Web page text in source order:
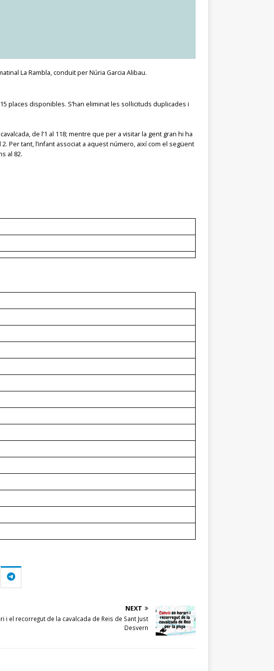
La Rambla, conduït per Núria Garcia Alibau.
15 places disponibles. S’han eliminat les sol·licituds duplicades i
de l’1 al 118; mentre que per a visitar la gent gran hi ha
Per tant, l’infant associat a aquest número, així com el següent
al 82.
NEXT
i el recorregut de la cavalcada de Reis de Sant Just
Desvern